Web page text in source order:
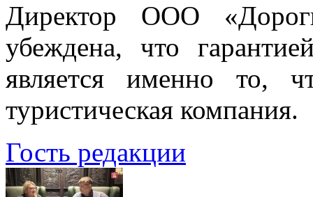
Директор ООО
убеждена, что
является именно то,
туристическая компания.
Гость редакции